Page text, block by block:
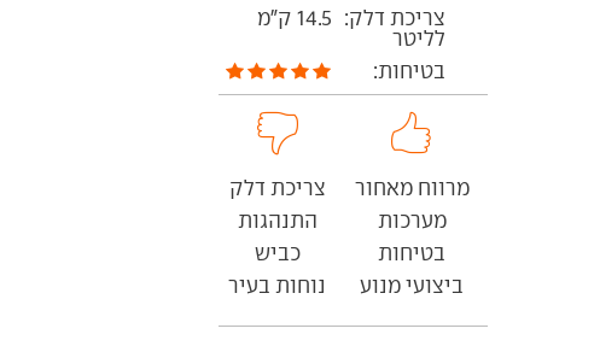
צריכת דלק:
14.5 ק"מ
לליטר
בטיחות:
מרווח מאחור
מערכות
בטיחות
ביצועי מנוע
צריכת דלק
התנהגות
כביש
נוחות בעיר